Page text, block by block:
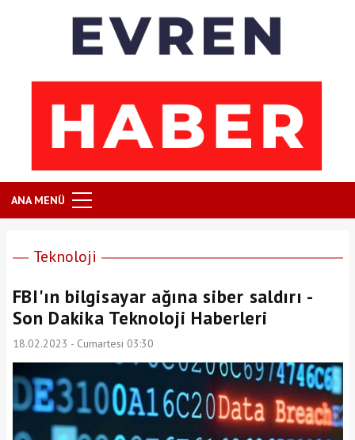
ANA MENÜ
Teknoloji
FBI'ın bilgisayar ağına siber saldırı -
Son Dakika Teknoloji Haberleri
18.02.2023 - Cumartesi 03:30